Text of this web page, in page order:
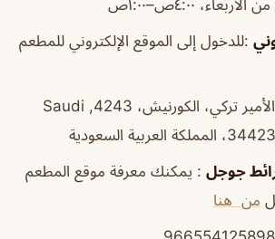
الأربعاء، ٤:٠٠ص–١:٠٠ص
:للدخول إلى الموقع الإلكتروني للمطعم
:شارع الأمير تركي، الكورنيش، 4243, Saudi
جوجل : يمكنك معرفة موقع المطعم
من هنا